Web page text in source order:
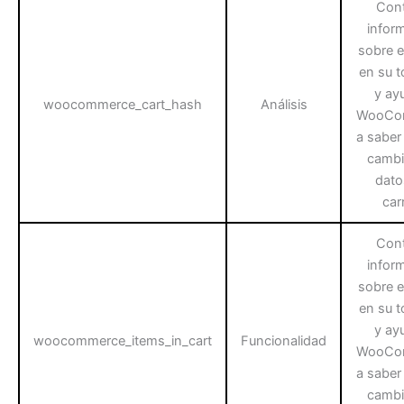
woocommerce_cart_hash Análisis
sobre
en su
y
a
woocommerce_items_in_cart Funcionalidad
sobre
en su
y
a